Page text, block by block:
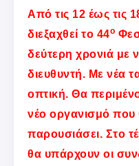
Από τις 12 έως τις
διεξαχθεί το 44ο
δεύτερη χρονιά με
διευθυντή. Με νέα
οπτική. Θα
νέο οργανισμό που
παρουσιάσει. Στο
θα υπάρχουν οι